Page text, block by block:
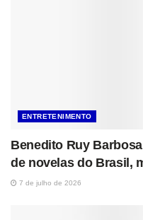
ENTRETENIMENTO
Benedito Ruy
de novelas do Brasil,
7 de julho de 2026